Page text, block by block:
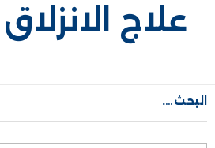
علاج
البحث….